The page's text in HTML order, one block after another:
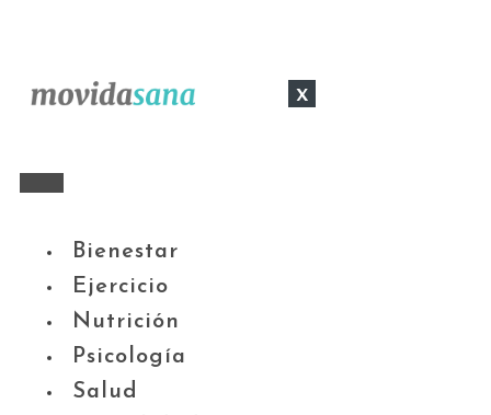
x
Bienestar
Ejercicio
Nutrición
Psicología
Salud